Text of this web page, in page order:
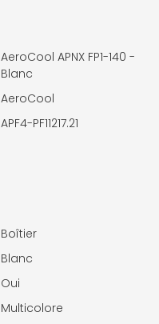
AeroCool APNX FP1-140 -
Blanc
AeroCool
APF4-PF11217.21
Boîtier
Blanc
Oui
Multicolore